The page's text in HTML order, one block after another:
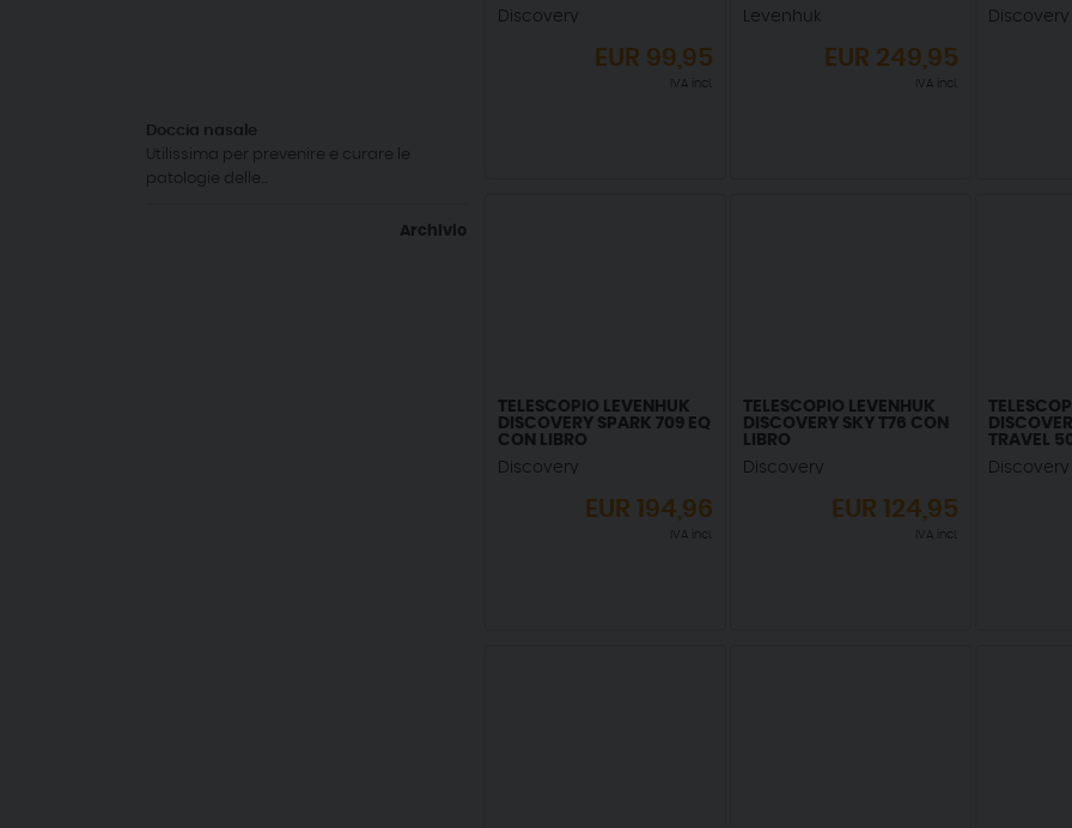
Doccia nasale
Utilissima per prevenire e curare le
patologie delle...
Archivio
Discovery
EUR 99,95
IVA incl.
Levenhuk
EUR 249,95
IVA incl.
Discovery
TELESCOPIO LEVENHUK
DISCOVERY SPARK 709 EQ
CON LIBRO
Discovery
EUR194,96
IVA incl.
TELESCOPIO LEVENHUK
DISCOVERY SKY T76 CON
LIBRO
Discovery
EUR124,95
IVA incl.
TRAVEL
Discovery